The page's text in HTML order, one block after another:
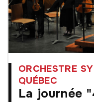
ORCHESTRE
QUÉBEC
La journée